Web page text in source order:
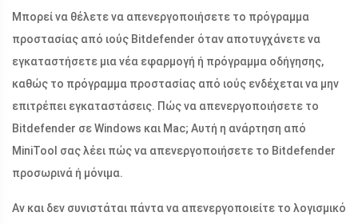
Μπορεί να θέλετε να απενεργοποιήσετε το πρόγραμμα
προστασίας από ιούς Bitdefender όταν αποτυγχάνετε να
εγκαταστήσετε μια νέα εφαρμογή ή πρόγραμμα οδήγησης,
καθώς το πρόγραμμα προστασίας από ιούς ενδέχεται να μην
επιτρέπει εγκαταστάσεις. Πώς να απενεργοποιήσετε το
Bitdefender σε Windows και Mac; Αυτή η ανάρτηση από
MiniTool σας λέει πώς να απενεργοποιήσετε το Bitdefender
προσωρινά ή μόνιμα.
Αν και δεν συνιστάται πάντα να απενεργοποιείτε το λογισμικό